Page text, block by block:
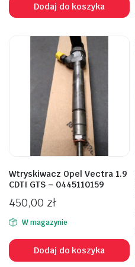
Dodaj do koszyka
Wtryskiwacz Opel Vectra 1.9
CDTI GTS – 0445110159
450,00 zł
W magazynie
Dodaj do koszyka